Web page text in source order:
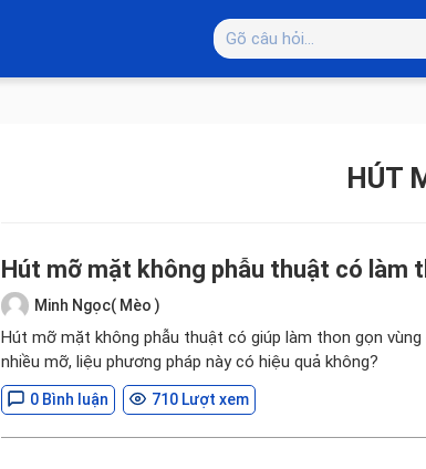
HÚT
Hút mỡ mặt không phẫu thuật có làm
Minh Ngọc( Mèo )
Hút mỡ mặt không phẫu thuật có giúp làm thon gọn
nhiều mỡ, liệu phương pháp này có hiệu quả không?
0 Bình luận 710 Lượt xem